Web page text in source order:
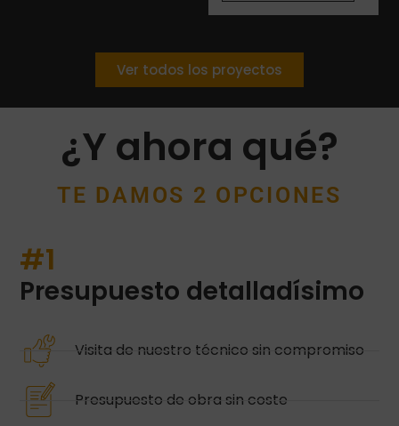
Ver todos los proyectos
¿Y ahora qué?
TE DAMOS 2 OPCIONES
#1
Presupuesto detalladísimo
Visita de nuestro técnico sin compromiso
Presupuesto de obra sin coste